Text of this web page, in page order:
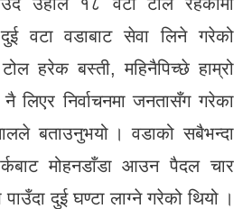
वटा वडाबाट सेवा लिने गरेको
हरेक बस्ती, महिनैपिच्छे हाम्रो
नै लिएर निर्वाचनमा जनतासँग गरेका
बताउनुभयो । वडाको सबैभन्दा
मोहनडाँडा आउन पैदल चार
दुई घण्टा लाग्ने गरेको थियो ।